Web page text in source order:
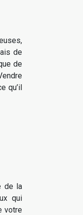
de
de
qu’il
de la
qui
votre